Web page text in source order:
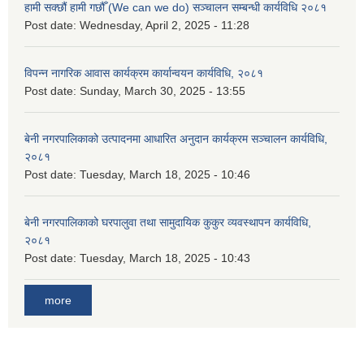
हामी सक्छौं हामी गछौँ (We can we do) सञ्चालन सम्बन्धी कार्यविधि २०८१
Post date: Wednesday, April 2, 2025 - 11:28
विपन्न नागरिक आवास कार्यक्रम कार्यान्वयन कार्यविधि, २०८१
Post date: Sunday, March 30, 2025 - 13:55
बेनी नगरपालिकाको उत्पादनमा आधारित अनुदान कार्यक्रम सञ्‍चालन कार्यविधि,
२०८१
Post date: Tuesday, March 18, 2025 - 10:46
बेनी नगरपालिकाको घरपालुवा तथा सामुदायिक कुकुर व्यवस्थापन कार्यविधि,
२०८१
Post date: Tuesday, March 18, 2025 - 10:43
more